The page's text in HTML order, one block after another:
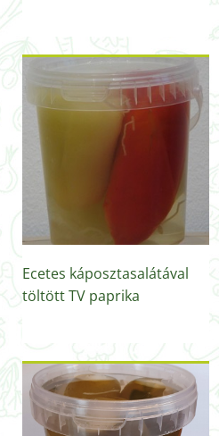
Ecetes káposztasalátával
töltött TV paprika